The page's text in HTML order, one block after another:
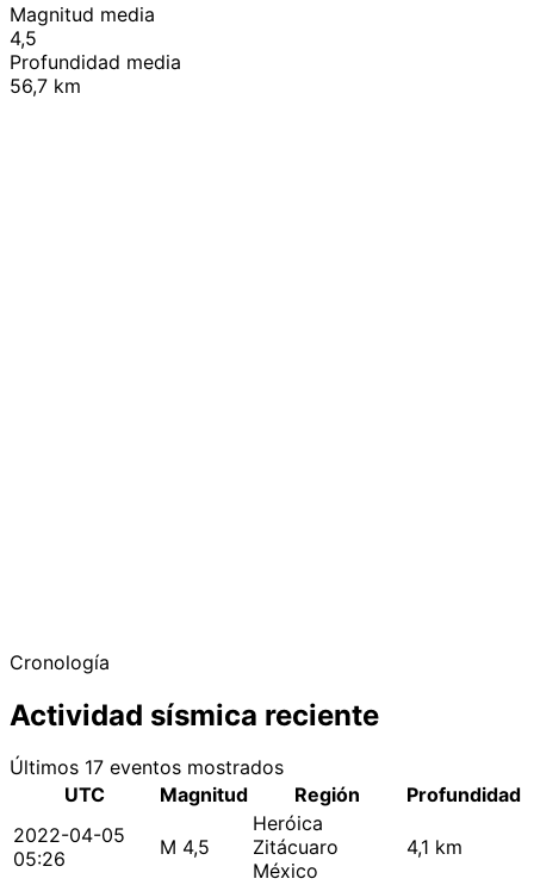
Magnitud media
4,5
Profundidad media
56,7 km
Cronología
Actividad sísmica reciente
Últimos 17 eventos mostrados
UTC
Magnitud Región
Profundidad
2022-04-05
05:26
M 4,5
Heróica
Zitácuaro
México
4,1 km